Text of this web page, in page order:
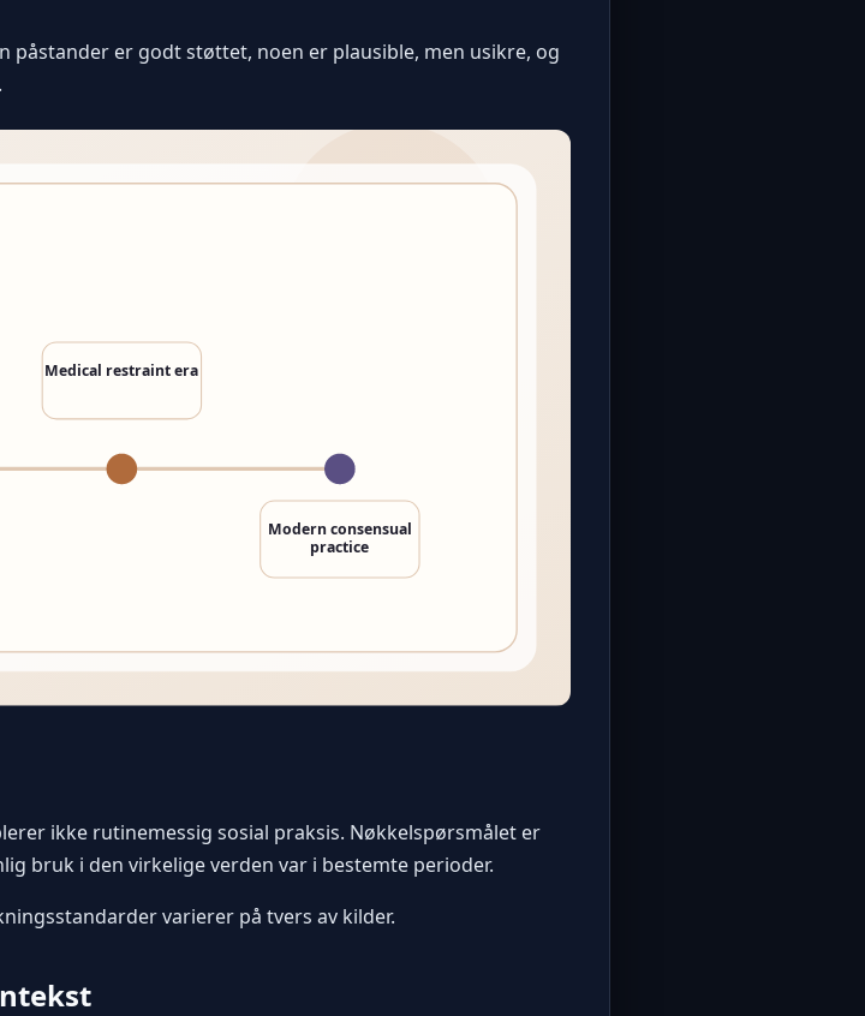
er godt støttet, noen er plausible, men usikre, og
ikke rutinemessig sosial praksis. Nøkkelspørsmålet er
bruk i den virkelige verden var i bestemte perioder.
varierer på tvers av kilder.